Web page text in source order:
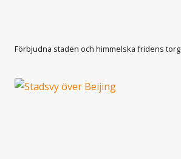
Förbjudna staden och himmelska fridens torg